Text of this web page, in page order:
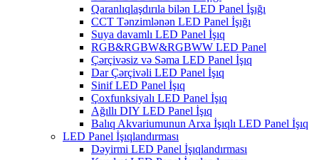
Qaranlıqlaşdırıla bilən LED Panel İşığı
CCT Tənzimlənən LED Panel İşığı
Suya davamlı LED Panel İşıq
RGB&RGBW&RGBWW LED Panel
Çərçivəsiz və Səma LED Panel İşıq
Dar Çərçivəli LED Panel İşıq
Sinif LED Panel İşıq
Çoxfunksiyalı LED Panel İşıq
Ağıllı DIY LED Panel İşıq
Balıq Akvariumunun Arxa İşıqlı LED Panel İşıq
LED Panel İşıqlandırması
Dəyirmi LED Panel İşıqlandırması